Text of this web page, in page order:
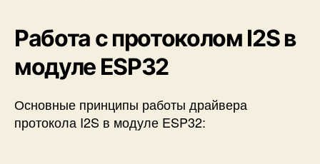
Работа с протоколом I2S в
модуле ESP32
Основные принципы работы драйвера
протокола I2S в модуле ESP32: